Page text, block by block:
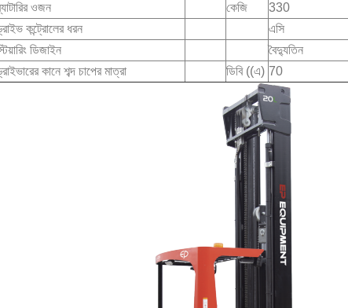
ওজন
কেজি
330
কন্ট্রোলের ধরন
এসি
ডিজাইন
বৈদ্যুতিন
কানে শব্দ চাপের মাত্রা
ডিবি ((এ) 70